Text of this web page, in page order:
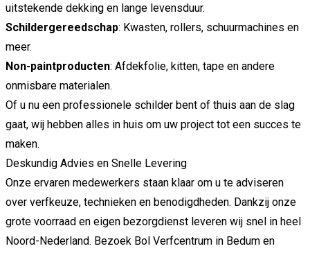
uitstekende dekking en lange levensduur.
Schildergereedschap: Kwasten, rollers, schuurmachines en
meer.
Non-paintproducten: Afdekfolie, kitten, tape en andere
onmisbare materialen.
Of u nu een professionele schilder bent of thuis aan de slag
gaat, wij hebben alles in huis om uw project tot een succes te
maken.
Deskundig Advies en Snelle Levering
Onze ervaren medewerkers staan klaar om u te adviseren
over verfkeuze, technieken en benodigdheden. Dankzij onze
grote voorraad en eigen bezorgdienst leveren wij snel in heel
Noord-Nederland. Bezoek Bol Verfcentrum in Bedum en